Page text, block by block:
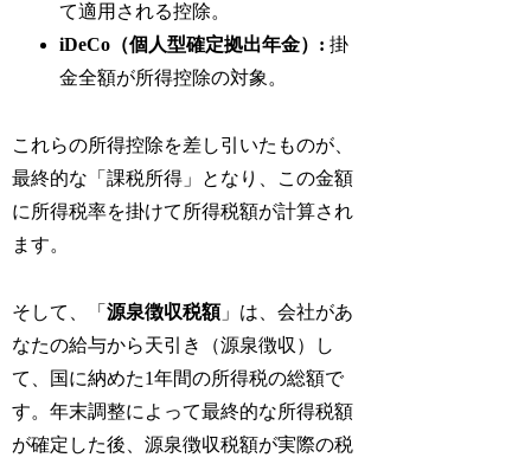
て適用される控除。
iDeCo（個人型確定拠出年金）: 掛
金全額が所得控除の対象。
これらの所得控除を差し引いたものが、
最終的な「課税所得」となり、この金額
に所得税率を掛けて所得税額が計算され
ます。
そして、「源泉徴収税額」は、会社があ
なたの給与から天引き（源泉徴収）し
て、国に納めた1年間の所得税の総額で
す。年末調整によって最終的な所得税額
が確定した後、源泉徴収税額が実際の税